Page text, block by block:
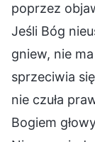
poprzez
Jeśli Bóg
gniew, nie
sprzeciwia
nie czuła
Bogiem